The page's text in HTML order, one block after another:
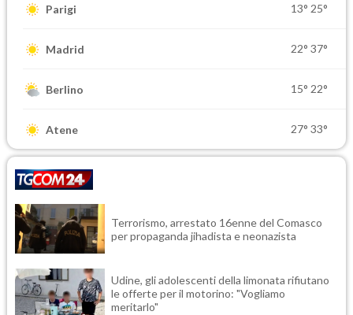
Parigi 13° 25°
Madrid 22° 37°
Berlino 15° 22°
Atene 27° 33°
Terrorismo, arrestato 16enne del Comasco
per propaganda jihadista e neonazista
Udine, gli adolescenti della limonata rifiutano
le offerte per il motorino: "Vogliamo
meritarlo"